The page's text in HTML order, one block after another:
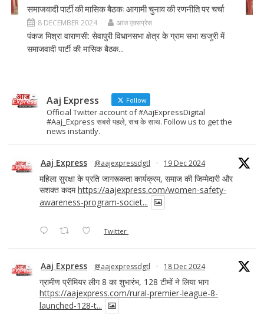
समाजवादी पार्टी की मासिक बैठक: आगामी चुनाव की रणनीति पर चर्चा
8 DECEMBER 2024 आज एक्सप्रेस
पंकज मिश्रा वाराणसी: सेवापुरी विधानसभा क्षेत्र के ग्राम सभा खजुरी में
समाजवादी पार्टी की मासिक बैठक...
Aaj Express Follow
Official Twitter account of #AajExpressDigital
#Aaj_Express सबसे पहले, सच के साथ. Follow us to get the
news instantly.
Aaj Express @aajexpressdgtl · 19 Dec 2024
महिला सुरक्षा के प्रति जागरूकता कार्यक्रम, समाज की जिम्मेदारी और
सशक्त कदमhttps://aajexpress.com/women-safety-
awareness-program-societ...
Twitter
Aaj Express @aajexpressdgtl · 18 Dec 2024
ग्रामीण प्रीमियर लीग 8 का शुभारंभ, 128 टीमों ने लिया भाग
https://aajexpress.com/rural-premier-league-8-
launched-128-t...